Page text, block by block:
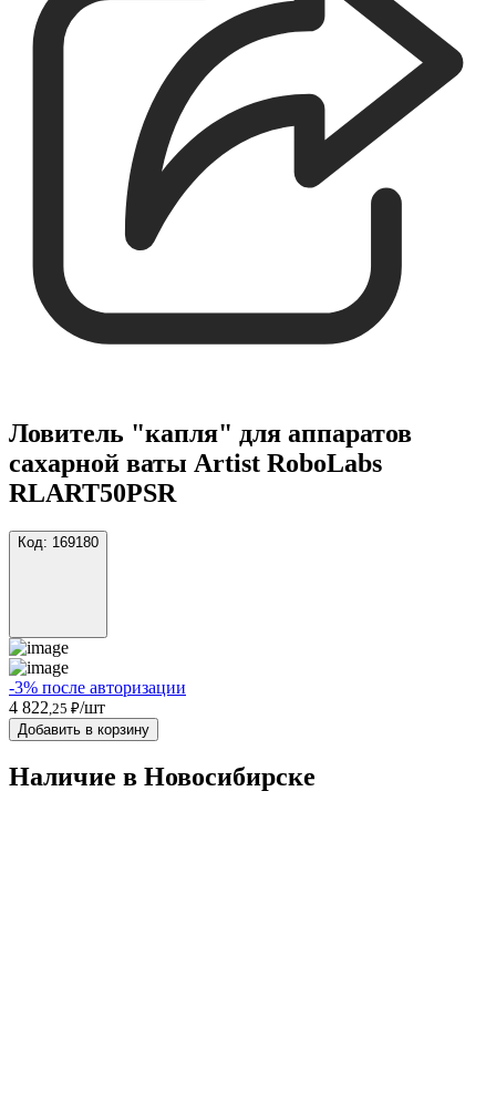
Ловитель "капля" для аппаратов
сахарной ваты Artist RoboLabs
RLART50PSR
Код: 169180
-3% после авторизации
4 822 ,25 ₽/шт
Добавить в корзину
Наличие в Новосибирскe